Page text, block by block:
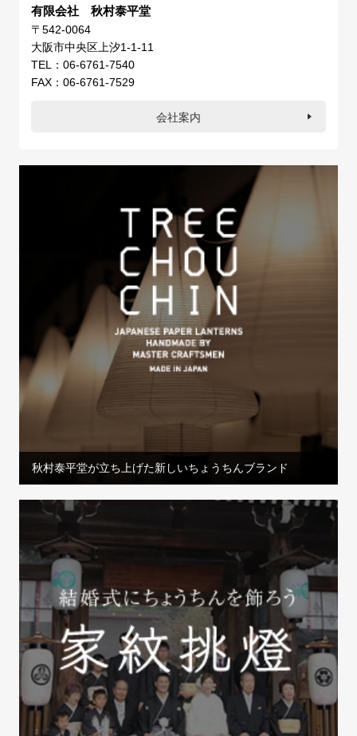
有限会社 秋村泰平堂
〒542-0064
大阪市中央区上汐1-1-11
TEL：06-6761-7540
FAX：06-6761-7529
会社案内
秋村泰平堂が立ち上げた新しいちょうちんブランド